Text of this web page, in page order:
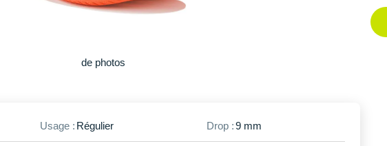
Usage : Régulier Drop :9 mm
Plus
de photos